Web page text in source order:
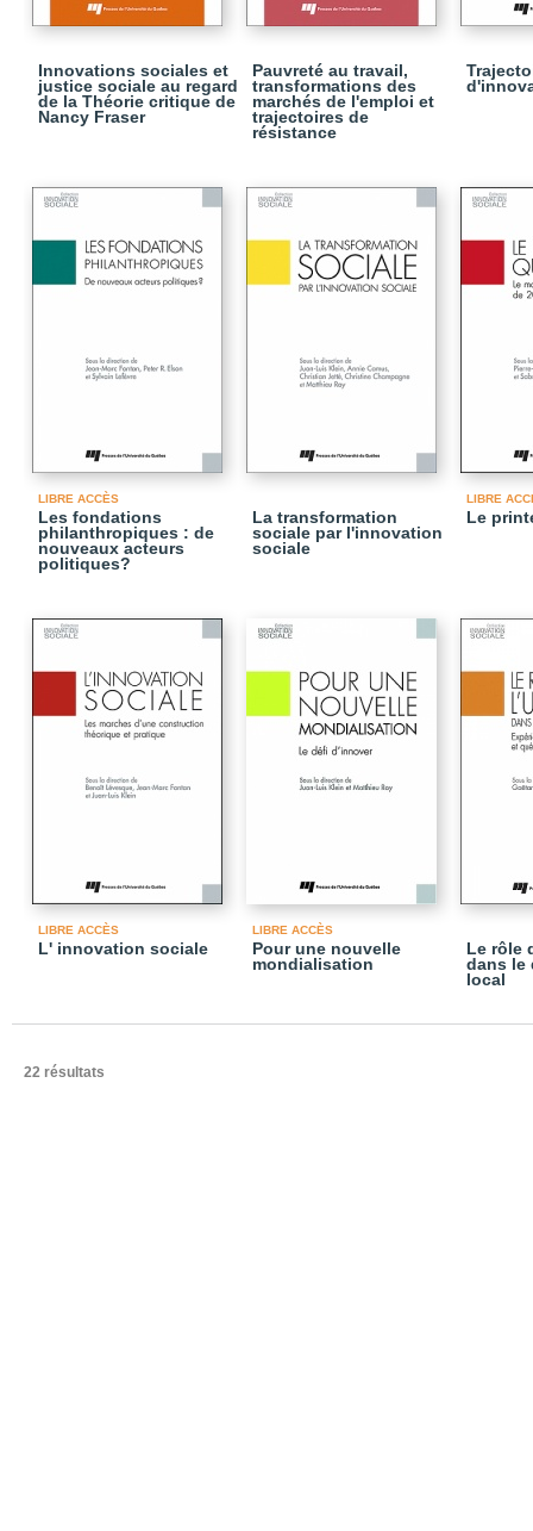
Innovations sociales et
justice sociale au regard
de la Théorie critique de
Nancy Fraser
Pauvreté au travail,
transformations des
marchés de l'emploi et
trajectoires de
résistance
LIBRE ACCÈS
Les fondations
philanthropiques : de
nouveaux acteurs
politiques?
La transformation
sociale par l'innovation
sociale
LIBRE
Le
LIBRE ACCÈS
L' innovation sociale
LIBRE ACCÈS
Pour une nouvelle
mondialisation
Le rôle
dans le
local
22 résultats